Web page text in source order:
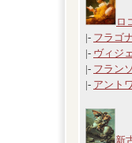
ロ
|- フラゴ
|- ヴィジ
|- フラン
|- アント
新